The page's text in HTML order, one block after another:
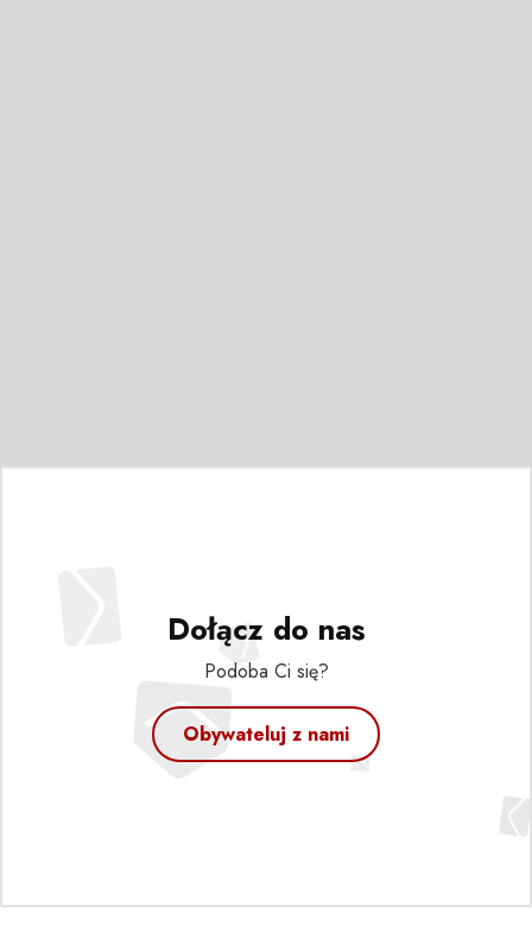
Dołącz do nas
Podoba Ci się?
Obywateluj z nami